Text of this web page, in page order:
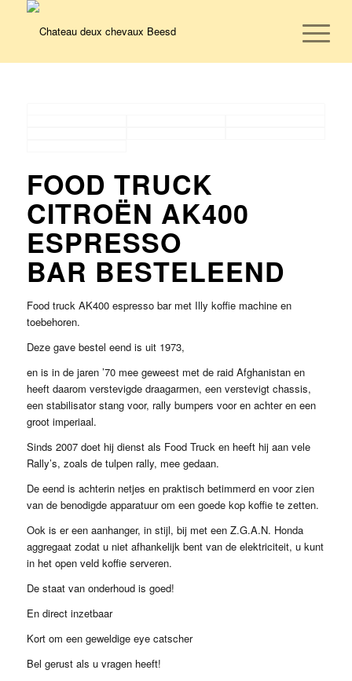
FOOD TRUCK
CITROËN AK400
ESPRESSO
BAR BESTELEEND
Food truck AK400 espresso bar met Illy koffie machine en
toebehoren.
Deze gave bestel eend is uit 1973,
en is in de jaren ’70 mee geweest met de raid Afghanistan en
heeft daarom verstevigde draagarmen, een verstevigt chassis,
een stabilisator stang voor, rally bumpers voor en achter en een
groot imperiaal.
Sinds 2007 doet hij dienst als Food Truck en heeft hij aan vele
Rally’s, zoals de tulpen rally, mee gedaan.
De eend is achterin netjes en praktisch betimmerd en voor zien
van de benodigde apparatuur om een goede kop koffie te zetten.
Ook is er een aanhanger, in stijl, bij met een Z.G.A.N. Honda
aggregaat zodat u niet afhankelijk bent van de elektriciteit, u kunt
in het open veld koffie serveren.
De staat van onderhoud is goed!
En direct inzetbaar
Kort om een geweldige eye catscher
Bel gerust als u vragen heeft!